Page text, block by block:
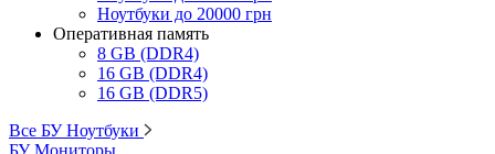
Ноутбуки до 20000 грн
Оперативная память
8 GB (DDR4)
16 GB (DDR4)
16 GB (DDR5)
Все БУ Ноутбуки
БУ Мониторы